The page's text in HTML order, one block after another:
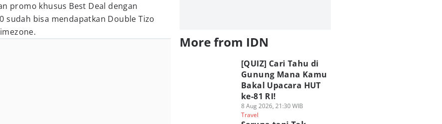
promo khusus Best Deal dengan
sudah bisa mendapatkan Double Tizo
More from IDN
[QUIZ] Cari Tahu di
Gunung Mana Kamu
Bakal Upacara HUT
ke-81 RI!
8 Aug 2026, 21:30 WIB
Travel